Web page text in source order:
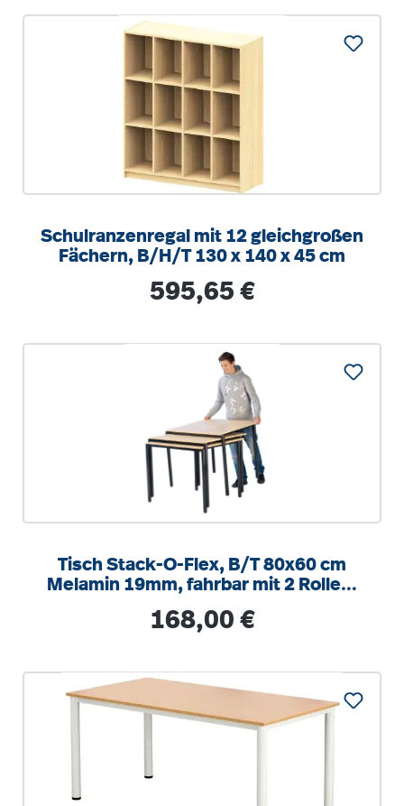
Schulranzenregal mit 12 gleichgroßen
Fächern, B/H/T 130 x 140 x 45 cm
Regulärer Preis:
595,65 €
Tisch Stack-O-Flex, B/T 80x60 cm
Melamin 19mm, fahrbar mit 2 Rollen,
Regulärer Preis:
168,00 €